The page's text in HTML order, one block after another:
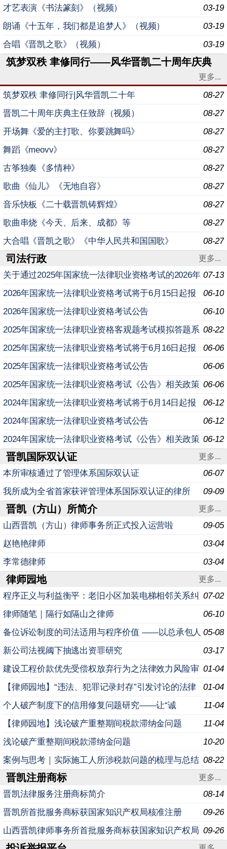
03-19
才艺表演《书法篆刻》（视频）
03-19
朗诵《十五年，我们都是追梦人》（视频）
03-19
合唱《晋凯之歌》（视频）
筑梦双秩 聿修同行——风华晋凯二十周年庆典
更多...
08-27
筑梦双秩 聿修同行|风华晋凯二十年
08-27
晋凯二十周年庆典主任致辞（视频）
08-27
开场舞《爱的主打歌、你要跳舞吗》
08-27
舞蹈《meovv》
08-27
古筝独奏《多情种》
08-27
歌曲《仙儿》《无地自容》
08-27
音乐快板《二十载晋凯铸辉煌》
08-27
歌曲串烧《今天、后来、成都》等
08-27
大合唱《晋凯之歌》《中华人民共和国国歌》
司法行政 更多...
07-13
关于通过2025年国家统一法律职业资格考试的2026年
应届毕业生申请授予法律职业资格相关事宜的公告
06-10
2026年国家统一法律职业资格考试将于6月15日起报
名
06-10
2026年国家统一法律职业资格考试公告
08-22
2025年国家统一法律职业资格客观题考试模拟答题系
统上线
06-06
2025年国家统一法律职业资格考试将于6月16日起报
名
06-06
2025年国家统一法律职业资格考试公告
06-06
2025年国家统一法律职业资格考试《公告》相关政策
规定问答
06-12
2024年国家统一法律职业资格考试将于6月14日起报
名
06-12
2024年国家统一法律职业资格考试公告
06-12
2024年国家统一法律职业资格考试《公告》相关政策
规定问答
晋凯国际双认证 更多...
06-07
本所审核通过了管理体系国际双认证
09-09
我所成为全省首家获评管理体系国际双认证的律所
晋凯（方山）所简介 更多...
09-05
山西晋凯（方山）律师事务所正式投入运营啦
03-04
赵艳艳律师
03-04
李常德律师
律师园地 更多...
07-02
程序正义与利益衡平：老旧小区加装电梯相邻关系纠
纷实务研究
06-10
律师随笔｜隔行如隔山之律师
05-08
备位诉讼制度的司法适用与程序价值 ——以总承包人
追偿权为分析视角 引 言 在建设工程纠纷的实务处理中03-17
新公司法视阈下抽逃出资罪研究
01-04
建设工程价款优先受偿权放弃行为之法律效力风险审
视与实务应对策略研究
01-04
【律师园地】“违法、犯罪记录封存”引发讨论的法律
盲点解析
11-04
个人破产制度下的信用修复问题研究——让“诚
信”而“不幸”的人“重生”
11-04
【律师园地】浅论破产重整期间税款滞纳金问题
10-20
浅论破产重整期间税款滞纳金问题
08-22
案例与思考｜实际施工人所涉税款问题的梳理与总结
晋凯注册商标 更多...
08-14
晋凯法律服务注册商标简介
09-26
晋凯所首批服务商标获国家知识产权局核准注册
09-26
山西晋凯律师事务所首批服务商标获国家知识产权局